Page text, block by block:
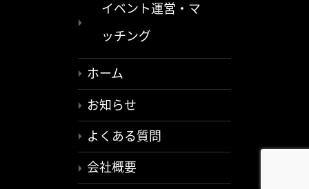
イベント運営・マ
ッチング
ホーム
お知らせ
よくある質問
会社概要